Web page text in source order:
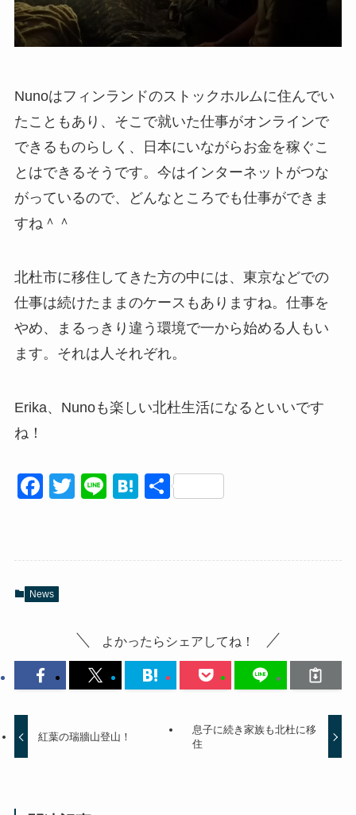
Nunoはフィンランドのストックホルムに住んでい
たこともあり、そこで就いた仕事がオンラインで
できるものらしく、日本にいながらお金を稼ぐこ
とはできるそうです。今はインターネットがつな
がっているので、どんなところでも仕事ができま
すね＾＾
北杜市に移住してきた方の中には、東京などでの
仕事は続けたままのケースもありますね。仕事を
やめ、まるっきり違う環境で一から始める人もい
ます。それは人それぞれ。
Erika、Nunoも楽しい北杜生活になるといいです
ね！
F
e
b
k
T
er
Li
H
n
共
News
よかったらシェアしてね！
紅葉の瑞牆山登山！
息子に続き家族も北杜に移
住